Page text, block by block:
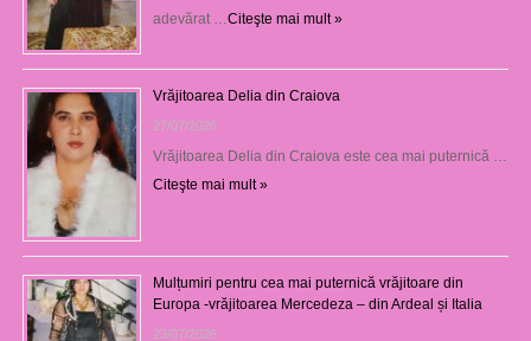
adevărat … Citeşte mai mult »
Vrăjitoarea Delia din Craiova
27/07/2026
Vrăjitoarea Delia din Craiova este cea mai puternică …
Citeşte mai mult »
Mulțumiri pentru cea mai puternică vrăjitoare din
Europa -vrăjitoarea Mercedeza – din Ardeal și Italia
23/07/2026